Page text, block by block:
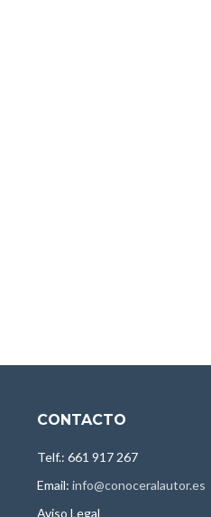
CONTACTO
Telf.: 661 917 267
Email: info@conoceralautor.es
Aviso Legal